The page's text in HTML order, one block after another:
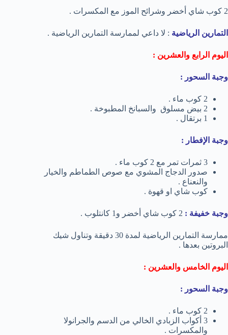
2 كوب شاي أخضر وشرائح الموز مع المكسرات .
التمارين الرياضية : لا داعي لممارسة التمارين الرياضية .
اليوم الرابع والعشرين :
وجبة السحور :
2 كوب ماء .
2 بيض مسلوق والسبانخ المطبوخة .
1 برتقال .
وجبة الإفطار :
3 ثمرات تمر مع 2 كوب ماء .
صدور الدجاج المشوي مع صوص الطماطم والخيار
والنعناع .
كوب شاي او قهوة .
وجبة خفيفة :
ممارسة التمارين الرياضية لمدة 30 دقيقة وتناول شيك
البروتين بعدها .
اليوم الخامس والعشرين :
وجبة السحور :
2 كوب ماء .
3 أكواب الزبادي الخالي من الدسم والجرانولا
والمكسرات .